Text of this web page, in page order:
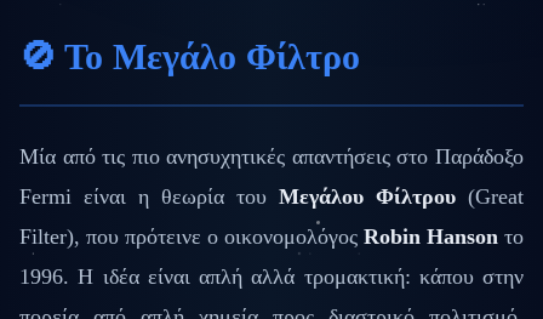
🚫 Το Μεγάλο Φίλτρο
Μία από τις πιο ανησυχητικές απαντήσεις στο Παράδοξο
Fermi είναι η θεωρία του Μεγάλου Φίλτρου (Great
Filter), που πρότεινε ο οικονομολόγος Robin Hanson το
1996. Η ιδέα είναι απλή αλλά τρομακτική: κάπου στην